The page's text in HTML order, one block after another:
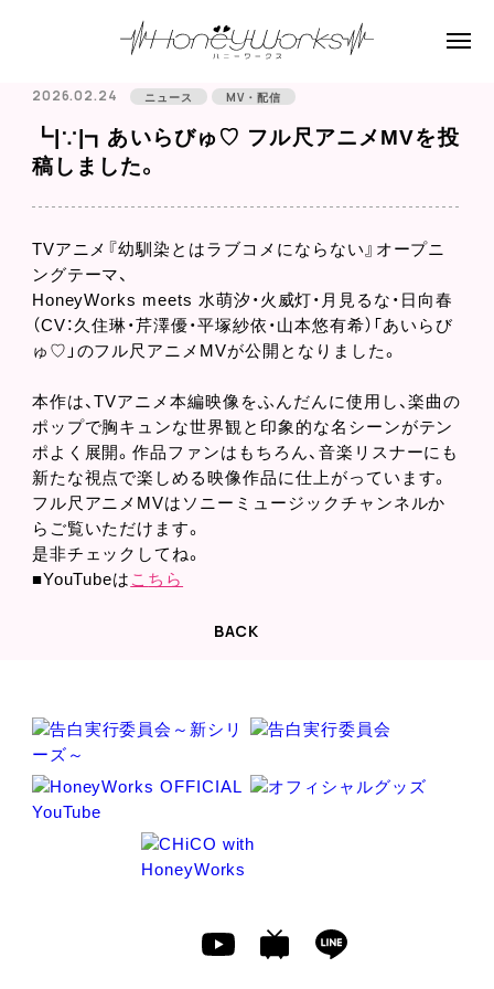
2026.02.24 ニュース MV・配信
┗|∵|┓あいらびゅ♡ フル尺アニメMVを投
稿しました。
TVアニメ『幼馴染とはラブコメにならない』オープニ
ングテーマ、
HoneyWorks meets 水萌汐・火威灯・月見るな・日向春
（CV：久住琳・芹澤優・平塚紗依・山本悠有希）「あいらび
ゅ♡」のフル尺アニメMVが公開となりました。
本作は、TVアニメ本編映像をふんだんに使用し、楽曲の
ポップで胸キュンな世界観と印象的な名シーンがテン
ポよく展開。作品ファンはもちろん、音楽リスナーにも
新たな視点で楽しめる映像作品に仕上がっています。
フル尺アニメMVはソニーミュージックチャンネルか
らご覧いただけます。
是非チェックしてね。
■YouTubeは こ ちら
BACK